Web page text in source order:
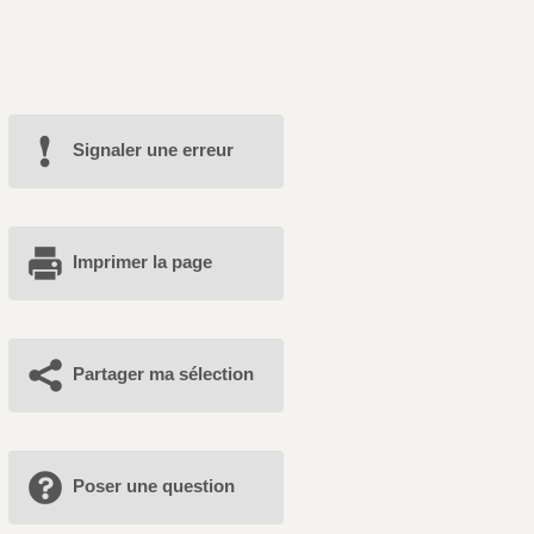
Signaler une erreur
Imprimer la page
Partager ma sélection
Poser une question